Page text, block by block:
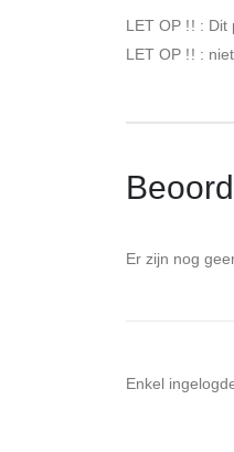
LET OP !! : Dit
LET OP !! :
Er zijn nog
Enkel